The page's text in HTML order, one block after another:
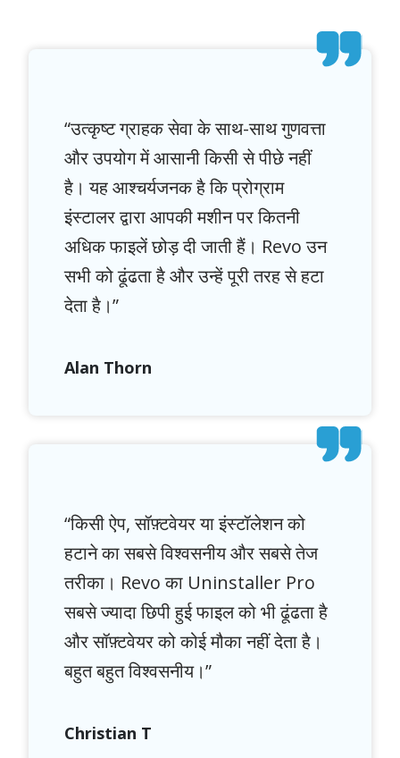
“उत्कृष्ट ग्राहक सेवा के साथ-साथ गुणवत्ता
और उपयोग में आसानी किसी से पीछे नहीं
है। यह आश्चर्यजनक है कि प्रोग्राम
इंस्टालर द्वारा आपकी मशीन पर कितनी
अधिक फाइलें छोड़ दी जाती हैं। Revo उन
सभी को ढूंढता है और उन्हें पूरी तरह से हटा
देता है।”
Alan Thorn
“किसी ऐप, सॉफ़्टवेयर या इंस्टॉलेशन को
हटाने का सबसे विश्वसनीय और सबसे तेज
तरीका। Revo का Uninstaller Pro
सबसे ज्यादा छिपी हुई फाइल को भी ढूंढता है
और सॉफ़्टवेयर को कोई मौका नहीं देता है।
बहुत बहुत विश्वसनीय।”
Christian T